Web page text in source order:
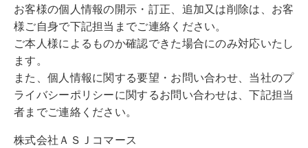
お客様の個人情報の開示・訂正、追加又は削除は、お客
様ご自身で下記担当までご連絡ください。
ご本人様によるものか確認できた場合にのみ対応いたし
ます。
また、個人情報に関する要望・お問い合わせ、当社のプ
ライバシーポリシーに関するお問い合わせは、下記担当
者までご連絡ください。
株式会社ＡＳＪコマース